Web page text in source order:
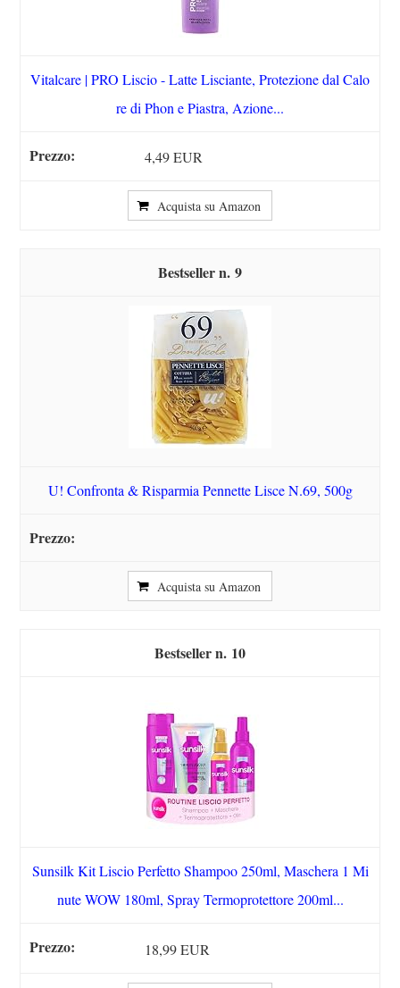
Vitalcare | PRO Liscio - Latte Lisciante, Protezione dal Calo
re di Phon e Piastra, Azione...
4,49 EUR
Acquista su Amazon
9
U! Confronta & Risparmia Pennette Lisce N.69, 500g
Acquista su Amazon
10
Sunsilk Kit Liscio Perfetto Shampoo 250ml, Maschera 1 Mi
nute WOW 180ml, Spray Termoprotettore 200ml...
18,99 EUR